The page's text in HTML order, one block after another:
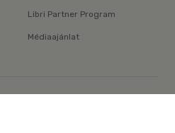
×
Libri Partner Program
Médiaajánlat